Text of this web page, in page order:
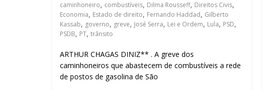
caminhoneiro, combustíveis, Dilma Rousseff, Direitos Civis,
Economia, Estado de direito, Fernando Haddad, Gilberto
Kassab, governo, greve, José Serra, Lei e Ordem, Lula, PSD,
PSDB, PT, trânsito
ARTHUR CHAGAS DINIZ** . A greve dos
caminhoneiros que abastecem de combustíveis a rede
de postos de gasolina de São